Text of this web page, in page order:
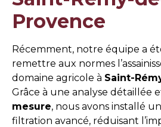
Provence
Récemment, notre équipe a
remettre aux normes
domaine agricole à Saint-
Grâce à une analyse détaillée
mesure, nous avons installé
filtration avancé, réduisant